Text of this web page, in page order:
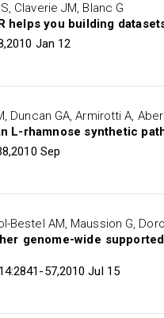
Claverie JM, Blanc G
helps you building
Jan 12
Duncan GA, Armirotti A,
L-rhamnose synthetic
Sep
Bestel AM, Maussion G,
genome-wide
57,2010 Jul 15